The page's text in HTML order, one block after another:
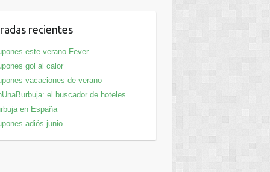
recientes
este verano Fever
gol al calor
vacaciones de verano
el buscador de hoteles
en España
adiós junio